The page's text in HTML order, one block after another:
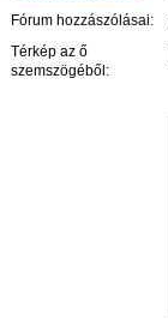
Fórum hozzászólásai:
Térkép az ő
szemszögéből: